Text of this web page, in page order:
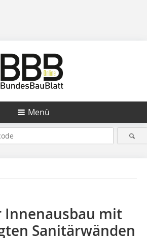
Menü
Innenausbau mit
Sanitärwänden